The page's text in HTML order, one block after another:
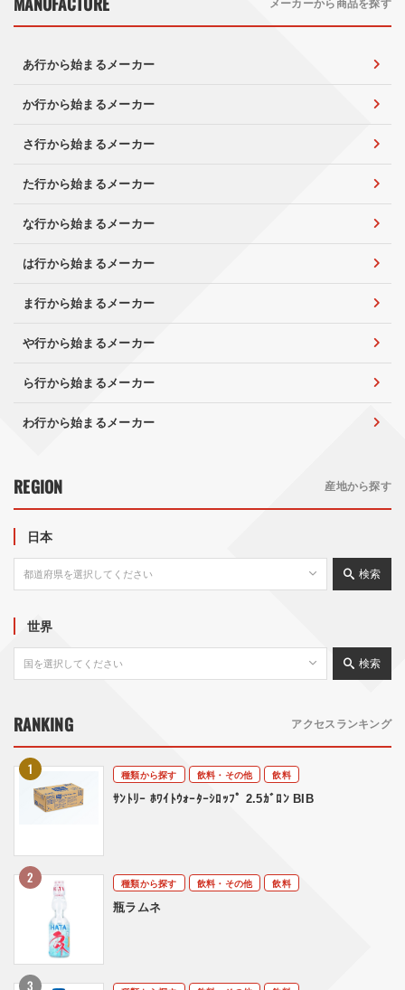
メーカーから商品を探す
あ行から始まるメーカー
か行から始まるメーカー
さ行から始まるメーカー
た行から始まるメーカー
な行から始まるメーカー
は行から始まるメーカー
ま行から始まるメーカー
や行から始まるメーカー
ら行から始まるメーカー
わ行から始まるメーカー
REGION 産地から探す
日本
検索
世界
検索
RANKING アクセスランキング
種類から探す 飲料・その他
飲料
ｻﾝﾄﾘｰ ﾎﾜｲﾄｳｫｰﾀｰｼﾛｯﾌﾟ 2.5ｶﾞﾛﾝ BIB
種類から探す 飲料・その他
飲料
瓶ラムネ